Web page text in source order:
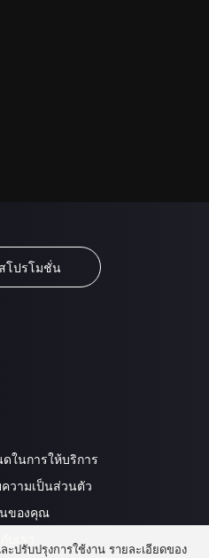
โปรโมชั่น
ในการให้บริการ
วามเป็นส่วนตัว
นของคุณ
บเรา
ะปรับปรุงการใช้งาน รายละเอียดของ